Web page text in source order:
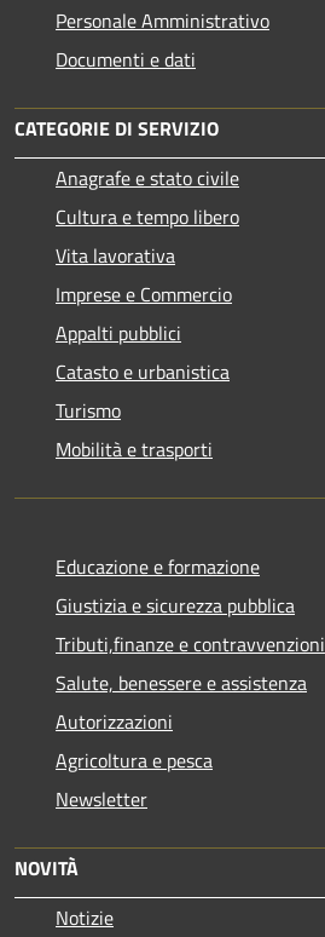
Personale Amministrativo
Documenti e dati
CATEGORIE DI SERVIZIO
Anagrafe e stato civile
Cultura e tempo libero
Vita lavorativa
Imprese e Commercio
Appalti pubblici
Catasto e urbanistica
Turismo
Mobilità e trasporti
Educazione e formazione
Giustizia e sicurezza pubblica
Tributi,finanze e contravvenzioni
Salute, benessere e assistenza
Autorizzazioni
Agricoltura e pesca
Newsletter
NOVITÀ
Notizie